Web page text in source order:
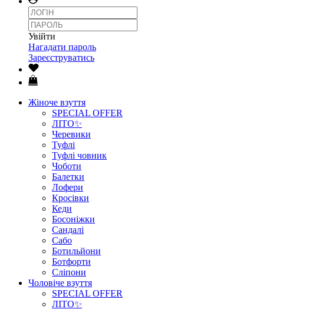
Увійти
Нагадати пароль
Зареєструватись
Жіноче взуття
SPECIAL OFFER
ЛІТО✨
Черевики
Туфлі
Туфлі човник
Чоботи
Балетки
Лофери
Кросівки
Кеди
Босоніжки
Сандалі
Сабо
Ботильйони
Ботфорти
Сліпони
Чоловіче взуття
SPECIAL OFFER
ЛІТО✨